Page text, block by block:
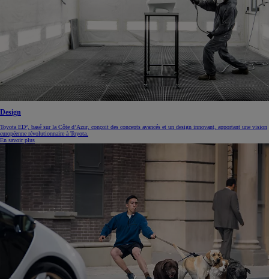
Design
Toyota ED², basé sur la Côte d’Azur, conçoit des concepts avancés et un design innovant, apportant une vision
européenne révolutionnaire à Toyota.
En savoir plus